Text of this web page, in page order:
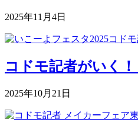
2025年11月4日
コドモ記者がいく
2025年10月21日